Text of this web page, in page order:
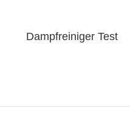
Dampfreiniger Test